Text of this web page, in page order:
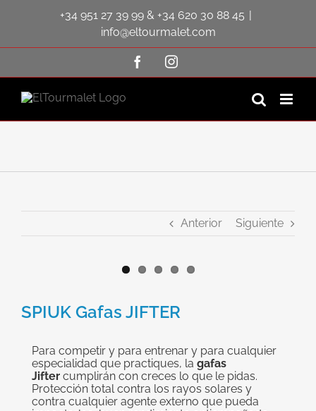
+34 951 27 39 99 & +34 620 30 88 45 |
info@eltourmalet.com
FacebookInstagram
Anterior Siguiente
más
grande
SPIUK Gafas JIFTER
Para competir y para entrenar y para cualquier
especialidad que practiques, la gafas
Jifter cumplirán con creces lo que le pidas.
Protección total contra los rayos solares y
contra cualquier agente externo que pueda